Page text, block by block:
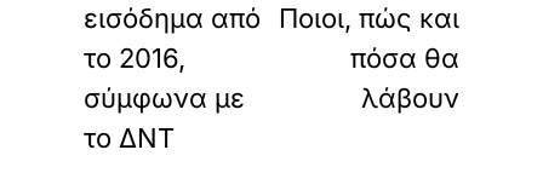
εισόδημα από
τo 2016,
σύμφωνα με
το ΔΝΤ
Ποιοι, πώς και
πόσα θα
λάβουν